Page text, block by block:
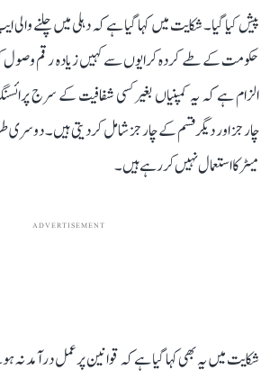
پیش کیا گیا۔ شکایت میں کہا گیا ہے کہ دہلی میں چلنے والی
حکومت کے طے کردہ کرایوں سے کہیں زیادہ رقم وصول
الزام ہے کہ یہ کمپنیاں بغیر کسی شفافیت کے سرج
چارجز اور دیگر قسم کے چارجز شامل کر دیتی ہیں۔ دوسری
میٹر کا استعمال نہیں کر رہے ہیں۔
ADVERTISEMENT
شکایت میں یہ بھی کہا گیا ہے کہ قوانین پر عمل درآمد نہ